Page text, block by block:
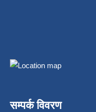
सम्पर्क विवरण